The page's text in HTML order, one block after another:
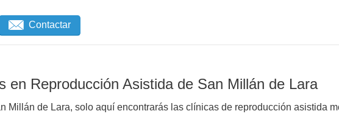
Contactar
en Reproducción Asistida de San Millán de Lara
Millán de Lara, solo aquí encontrarás las clínicas de reproducción asistida